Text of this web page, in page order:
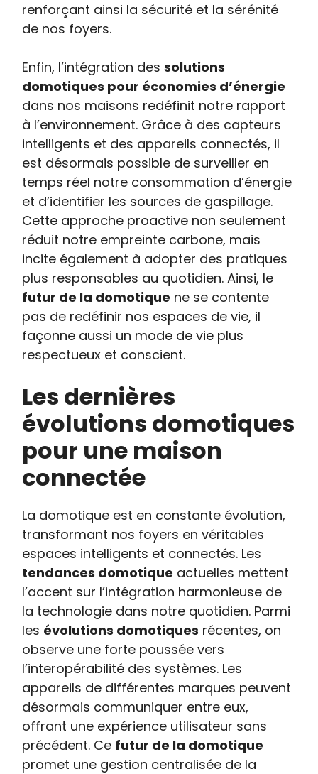
renforçant ainsi la sécurité et la sérénité
de nos foyers.
Enfin, l’intégration dessolutions
domotiques pour économies d’énergie
dans nos maisons redéfinit notre rapport
à l’environnement. Grâce à des capteurs
intelligents et des appareils connectés, il
est désormais possible de surveiller en
temps réel notre consommation d’énergie
et d’identifier les sources de gaspillage.
Cette approche proactive non seulement
réduit notre empreinte carbone, mais
incite également à adopter des pratiques
plus responsables au quotidien. Ainsi, le
futur de la domotique ne se contente
pas de redéfinir nos espaces de vie, il
façonne aussi un mode de vie plus
respectueux et conscient.
Les dernières
évolutions domotiques
pour une maison
connectée
La domotique est en constante évolution,
transformant nos foyers en véritables
espaces intelligents et connectés. Les
tendances domotique actuelles mettent
l’accent sur l’intégration harmonieuse de
la technologie dans notre quotidien. Parmi
les évolutions domotiques récentes, on
observe une forte poussée vers
l’interopérabilité des systèmes. Les
appareils de différentes marques peuvent
désormais communiquer entre eux,
offrant une expérience utilisateur sans
précédent. Ce futur de la domotique
promet une gestion centralisée de la